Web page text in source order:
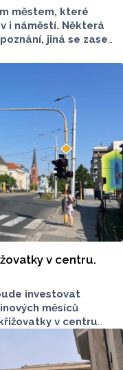
městem, které
i náměstí. Některá
jiná se zase
navštívil.
v centru.
investovat
měsíců
v centru
Národních hrdinů,
a třída Svobody.